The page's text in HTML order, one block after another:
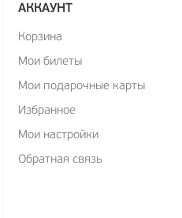
АККАУНТ
Корзина
Мои билеты
Мои подарочные карты
Избранное
Мои настройки
Обратная связь